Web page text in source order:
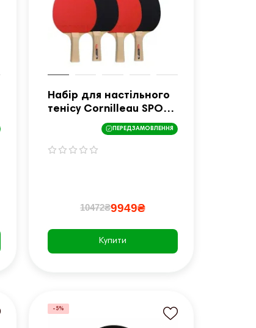
Набір для настільного
тенісу Cornilleau SPORT
100 INDOOR, чорно-
ПЕРЕДЗАМОВЛЕННЯ
10472₴9949₴
Купити
-5%